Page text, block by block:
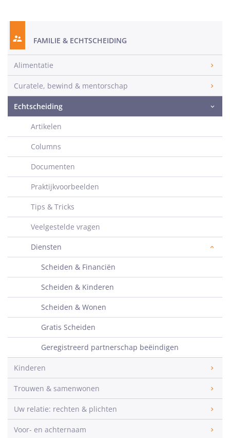
FAMILIE & ECHTSCHEIDING
Alimentatie
Curatele, bewind & mentorschap
Echtscheiding
Artikelen
Columns
Documenten
Praktijkvoorbeelden
Tips & Tricks
Veelgestelde vragen
Diensten
Scheiden & Financiën
Scheiden & Kinderen
Scheiden & Wonen
Gratis Scheiden
Geregistreerd partnerschap beëindigen
Kinderen
Trouwen & samenwonen
Uw relatie: rechten & plichten
Voor- en achternaam